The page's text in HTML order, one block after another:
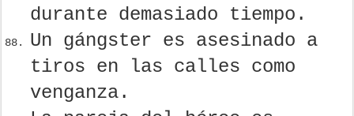
durante demasiado tiempo.
Un gángster es asesinado a
tiros en las calles como
venganza.